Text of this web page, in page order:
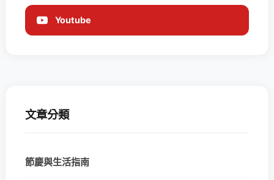
Youtube
文章分類
節慶與生活指南